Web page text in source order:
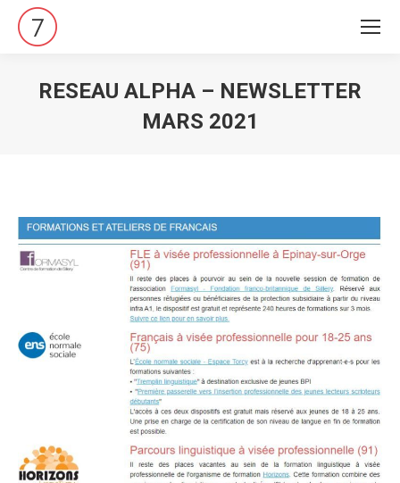
RESEAU ALPHA – NEWSLETTER
MARS 2021